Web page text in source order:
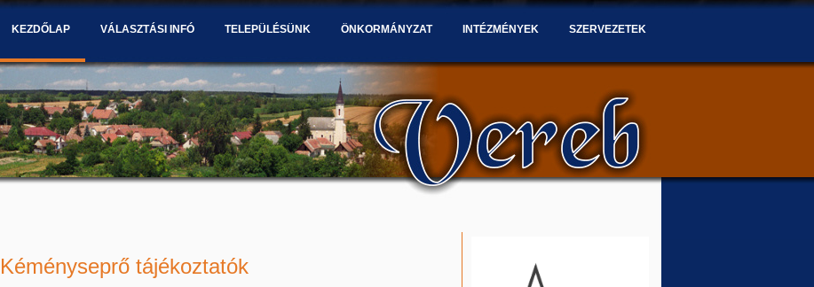
KEZDŐLAP VÁLASZTÁSI INFÓ TELEPÜLÉSÜNK ÖNKORMÁNYZAT INTÉZMÉNYEK SZERVEZETEK
Kéményseprő tájékoztatók